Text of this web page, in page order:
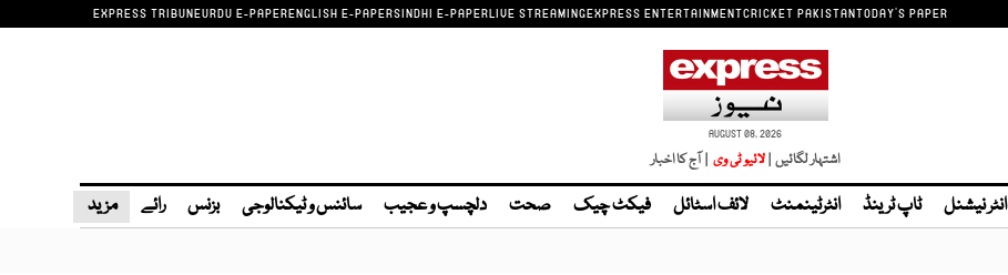
EXPRESS TRIBUNEURDU E-PAPERENGLISH E-PAPERSINDHI E-PAPERLIVE STREAMINGEXPRESS ENTERTAINMENTCRICKET PAKISTANTODAY'S PAPER
AUGUST 08, 2026
اشتہار لگائیں |لائیو ٹی وی | آج کا اخبار
انٹر نیشنل ٹاپ ٹرینڈ انٹرٹینمنٹ لائف اسٹائل فیکٹ چیک صحت دلچسپ و عجیب سائنس و ٹیکنالوجی بزنس رائے مزید